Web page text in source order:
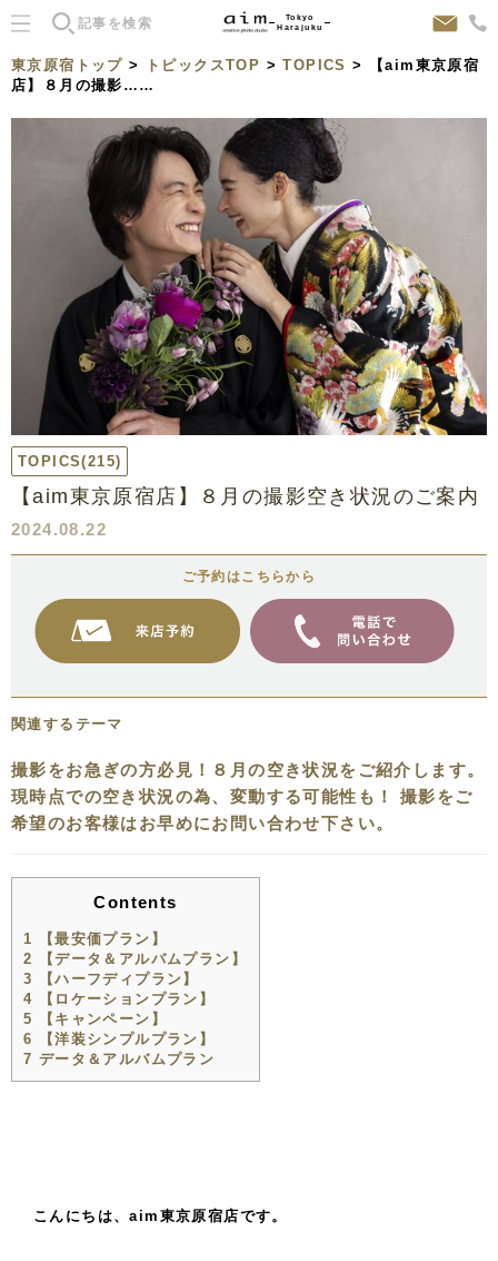
Tokyo
Harajuku
東京原宿トップ > トピックスTOP >TOPICS > 【aim東京原宿
店】８月の撮影……
TOPICS(215)
【aim東京原宿店】８月の撮影空き状況のご案内
2024.08.22
ご予約はこちらから
関連するテーマ
撮影をお急ぎの方必見！８月の空き状況をご紹介します。
現時点での空き状況の為、変動する可能性も！ 撮影をご
希望のお客様はお早めにお問い合わせ下さい。
Contents
1 【最安価プラン】
2 【データ＆アルバムプラン】
3 【ハーフディプラン】
4 【ロケーションプラン】
5 【キャンペーン】
6 【洋装シンプルプラン】
7 データ＆アルバムプラン
こんにちは、aim東京原宿店です。